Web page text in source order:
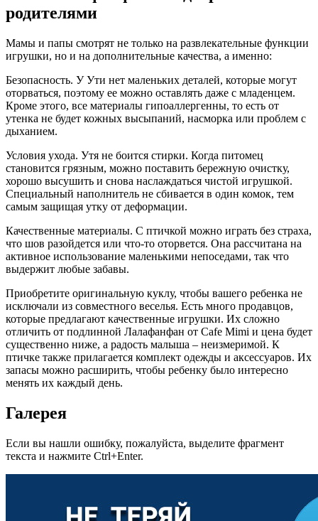
родителями
Мамы и папы смотрят не только на развлекательные функции
игрушки, но и на дополнительные качества, а именно:
Безопасность. У Ути нет маленьких деталей, которые могут
оторваться, поэтому ее можно оставлять даже с младенцем.
Кроме этого, все материалы гипоаллергенны, то есть от
утенка не будет кожных высыпаний, насморка или проблем с
дыханием.
Условия ухода. Утя не боится стирки. Когда питомец
становится грязным, можно поставить бережную очистку,
хорошо высушить и снова наслаждаться чистой игрушкой.
Специальный наполнитель не сбивается в один комок, тем
самым защищая утку от деформации.
Качественные материалы. С птичкой можно играть без страха,
что шов разойдется или что-то оторвется. Она рассчитана на
активное использование маленькими непоседами, так что
выдержит любые забавы.
Приобретите оригинальную куклу, чтобы вашего ребенка не
исключали из совместного веселья. Есть много продавцов,
которые предлагают качественные игрушки. Их сложно
отличить от подлинной Лалафанфан от Cafe Mimi и цена будет
существенно ниже, а радость малыша – неизмеримой. К
птичке также прилагается комплект одежды и аксессуаров. Их
запасы можно расширить, чтобы ребенку было интересно
менять их каждый день.
Галерея
Если вы нашли ошибку, пожалуйста, выделите фрагмент
текста и нажмите Ctrl+Enter.